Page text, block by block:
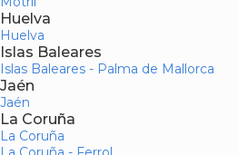
Huelva
Huelva
Islas Baleares
Islas Baleares - Palma de Mallorca
Jaén
Jaén
La Coruña
La Coruña